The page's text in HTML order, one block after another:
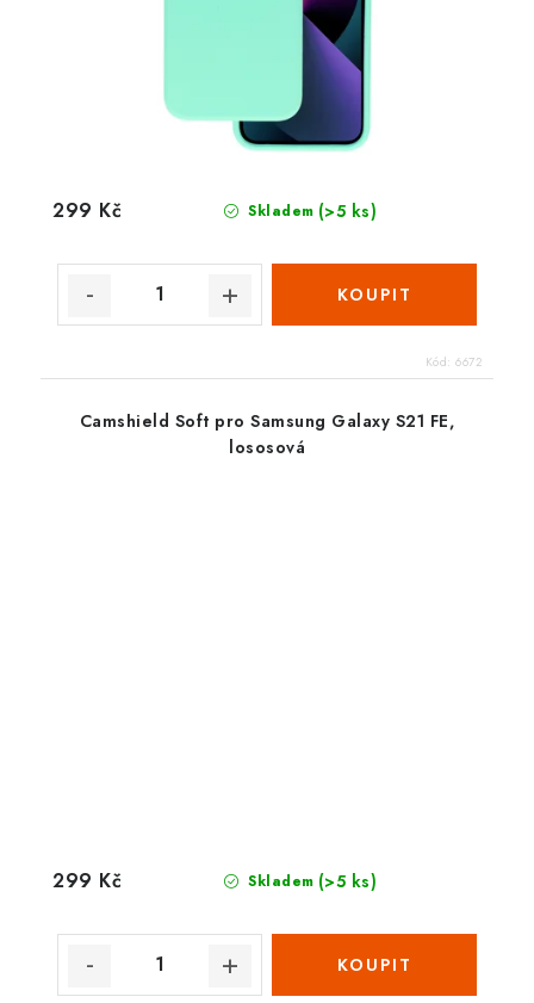
Skladem (>5 ks)
299 Kč
Kód: 6672
Camshield Soft pro Samsung Galaxy S21 FE,
lososová
Skladem (>5 ks)
299 Kč